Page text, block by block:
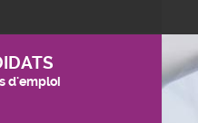
d'emploi